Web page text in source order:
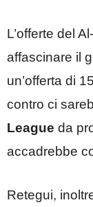
L’offerte del
affascinare il
un’offerta di
contro ci
League da
accadrebbe
Retegui,